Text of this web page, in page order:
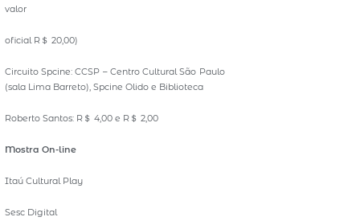
valor
oficial R＄ 20,00)
Circuito Spcine: CCSP – Centro Cultural São Paulo
(sala Lima Barreto), Spcine Olido e Biblioteca
Roberto Santos: R＄ 4,00 e R＄ 2,00
Mostra On-line
Itaú Cultural Play
Sesc Digital